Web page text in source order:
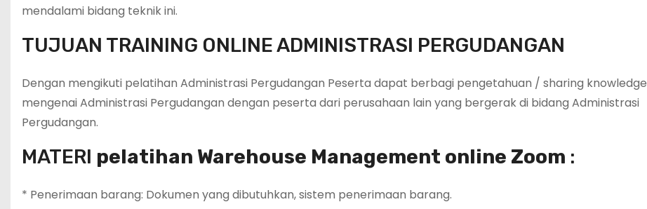
mendalami bidang teknik ini.
TUJUAN TRAINING ONLINE ADMINISTRASI PERGUDANGAN
Dengan mengikuti pelatihan Administrasi Pergudangan Peserta dapat berbagi pengetahuan / sharing knowledge
mengenai Administrasi Pergudangan dengan peserta dari perusahaan lain yang bergerak di bidang Administrasi
Pergudangan.
MATERI pelatihan Warehouse Management online Zoom :
* Penerimaan barang: Dokumen yang dibutuhkan, sistem penerimaan barang.